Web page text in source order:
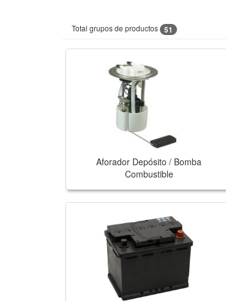
Total grupos de productos 51
Aforador Depósito / Bomba
Combustible